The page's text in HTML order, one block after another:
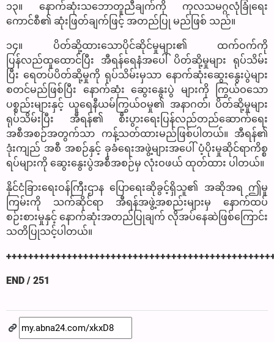
၁၃။ နောက်ဆုံးသဘောတူညီချက်ကို ကုလသမဂ္ဂလုံခြုံရေး
ကောင်စီ၏ ဆုံးဖြတ်ချက်ဖြင့် အတည်ပြု မည်ဖြစ် သည်။
၁၄။ ပိတ်ဆို့ထားသောပိုင်ဆိုင်မှုများ၏ ထက်ဝက်ကို
ပြန်လည်ထူထောင်ပြီး အီရန်ရေနံအပေါ် ပိတ်ဆို့မှုများ ရုပ်သိမ်း
ပြီး ရေတပ်ပိတ်ဆို့မှုကို ရုပ်သိမ်းမှသာ နောက်ဆုံးဆွေးနွေးပွဲများ
စတင်မည်ဖြစ်ပြီး နောက်ဆုံး ဆွေးနွေးပွဲ များကို ကြွယ်ဝသော
ပစ္စည်းများနှင့် ယူရေနီယမ်ကြွယ်ဝမှု၏ အနာဂတ်၊ ပိတ်ဆို့မှုများ
ရုပ်သိမ်းပြီး အီရန်၏ စီးပွားရေးပြန်လည်တည်ဆောက်ရေး
အစီအစဉ်အတွက်သာ ကန့်သတ်ထားမည်ဖြစ်ပါတယ်။ အီရန်၏
ဒုံးကျည် အစီ အစဉ်နှင့် ခုခံရေးအဖွဲ့များအပေါ် ပံ့ပိုးမှုဆိုင်ရာကိစ္စ
ရပ်များကို ဆွေးနွေးပွဲအစီအစဉ်မှ လုံးဝဖယ် ထုတ်ထား ပါတယ်။
နိုင်ငံခြားရေးဝန်ကြီးဌာန ပြောရေးဆိုခွင့်ရှိသူ၏ အဆိုအရ ဤမူ
ကြမ်းကို သက်ဆိုင်ရာ အီရန်အဖွဲ့အစည်းများမှ နောက်ထပ်
စဉ်းစားမှုနှင့် နောက်ဆုံးအတည်ပြုချက် လိုအပ်နေဆဲဖြစ်ကြောင်း
သတိပြုသင့်ပါတယ်။
END / 251